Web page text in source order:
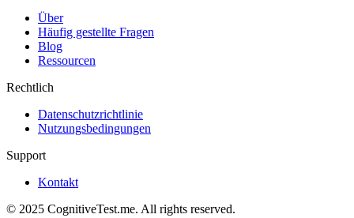
Über
Häufig gestellte Fragen
Blog
Ressourcen
Rechtlich
Datenschutzrichtlinie
Nutzungsbedingungen
Support
Kontakt
© 2025 CognitiveTest.me. All rights reserved.